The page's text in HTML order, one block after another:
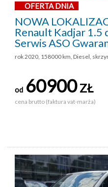
OFERTA DNIA
NOWA
Renault Kadjar 1.5
Serwis ASO
rok 2020, 158000 km, Diesel,
od 60900ZŁ
cena brutto (faktura vat-marża)